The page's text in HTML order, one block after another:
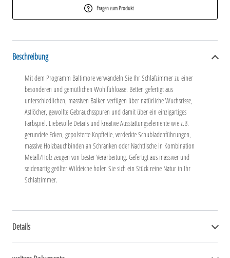
Fragen zum Produkt
Beschreibung
Mit dem Programm Baltimore verwandeln Sie Ihr Schlafzimmer zu einer
besonderen und gemütlichen Wohlfühloase. Betten gefertigt aus
unterschiedlichen, massiven Balken verfügen über natürliche Wuchsrisse,
Astlöcher, gewollte Gebrauchsspuren und damit über ein einzigartiges
Farbspiel. Liebevolle Details und kreative Ausstattungselemente wie z.B.
gerundete Ecken, gepolsterte Kopfteile, verdeckte Schubladenführungen,
massive Holzbauchbinden an Schränken oder Nachttische in Kombination
Metall/Holz zeugen von bester Verarbeitung. Gefertigt aus massiver und
seidenartig geölter Wildeiche holen Sie sich ein Stück reine Natur in Ihr
Schlafzimmer.
Details